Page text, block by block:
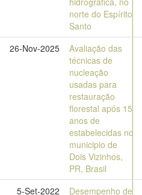
norte do Espírito
Santo
26-Nov-2025
Avaliação das
técnicas de
nucleação
usadas para
restauração
florestal após 15
anos de
estabelecidas no
municipio de
Dois Vizinhos,
PR, Brasil
5-Set-2022 Desempenho de